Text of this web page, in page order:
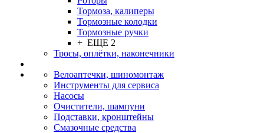
Тормоза, калиперы
Тормозные колодки
Тормозные ручки
+ ЕЩЕ 2
Тросы, оплётки, наконечники
Велоаптечки, шиномонтаж
Инструменты для сервиса
Насосы
Очистители, шампуни
Подставки, кронштейны
Смазочные средства